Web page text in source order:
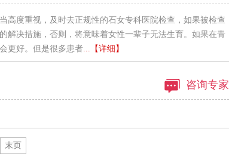
高度重视，及时去正规性的石女专科医院检查，如果被检查
解决措施，否则，将意味着女性一辈子无法生育。如果在青
更好。但是很多患者...【详细】
咨询专家
末页